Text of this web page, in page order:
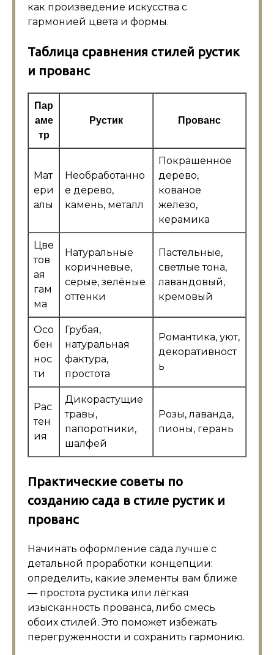
как произведение искусства с
гармонией цвета и формы.
Таблица сравнения стилей рустик
и прованс
Пар
аме
тр
Рустик Прованс
Мат
ери
алы
Необработанно
е дерево,
камень, металл
Покрашенное
дерево,
кованое
железо,
керамика
Цве
тов
ая
гам
ма
Натуральные
коричневые,
серые, зелёные
оттенки
Пастельные,
светлые тона,
лавандовый,
кремовый
Осо
бен
нос
ти
Грубая,
натуральная
фактура,
простота
Романтика, уют,
декоративност
ь
Рас
тен
ия
Дикорастущие
травы,
папоротники,
шалфей
Розы, лаванда,
пионы, герань
Практические советы по
созданию сада в стиле рустик и
прованс
Начинать оформление сада лучше с
детальной проработки концепции:
определить, какие элементы вам ближе
— простота рустика или лёгкая
изысканность прованса, либо смесь
обоих стилей. Это поможет избежать
перегруженности и сохранить гармонию.